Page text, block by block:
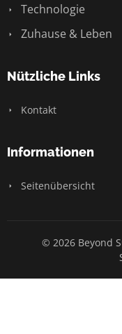
Technologie
Zuhause & Leben
Nützliche Links
Kontakt
Informationen
Seitenübersicht
© 2026 Beyond